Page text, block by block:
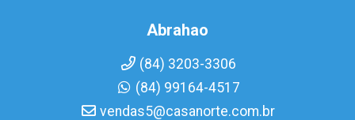
Abrahao
(84) 3203-3306
(84) 99164-4517
vendas5@casanorte.com.br